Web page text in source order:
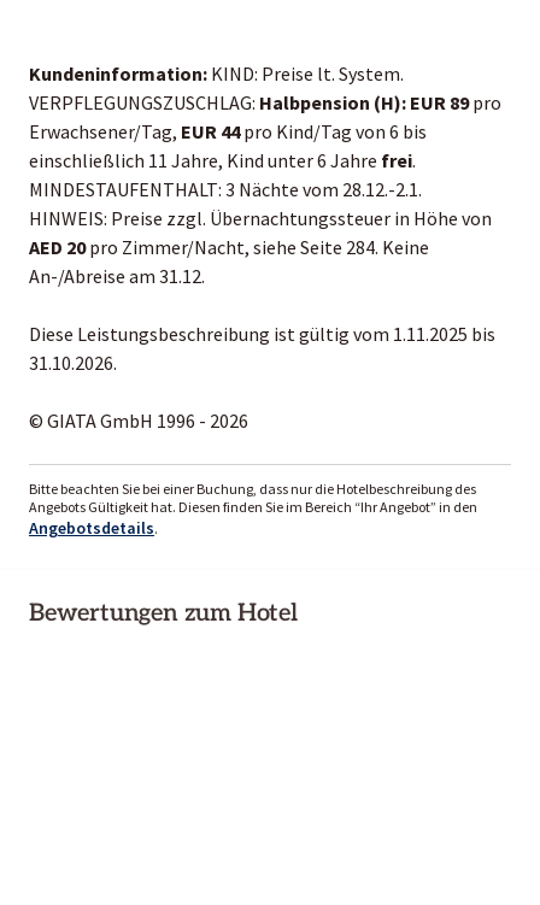
Kundeninformation: KIND: Preise lt. System.
VERPFLEGUNGSZUSCHLAG: Halbpension (H): EUR 89pro
Erwachsener/Tag, EUR 44pro Kind/Tag von 6 bis
einschließlich 11 Jahre, Kind unter 6 Jahre frei.
MINDESTAUFENTHALT: 3 Nächte vom 28.12.-2.1.
HINWEIS: Preise zzgl. Übernachtungssteuer in Höhe von
AED 20pro Zimmer/Nacht, siehe Seite 284. Keine
An-/Abreise am 31.12.
Diese Leistungsbeschreibung ist gültig vom 1.11.2025 bis
31.10.2026.
© GIATA GmbH 1996 - 2026
Bitte beachten Sie bei einer Buchung, dass nur die Hotelbeschreibung des
Angebots Gültigkeit hat. Diesen finden Sie im Bereich “Ihr Angebot” in den
Angebotsdetails.
Bewertungen zum Hotel